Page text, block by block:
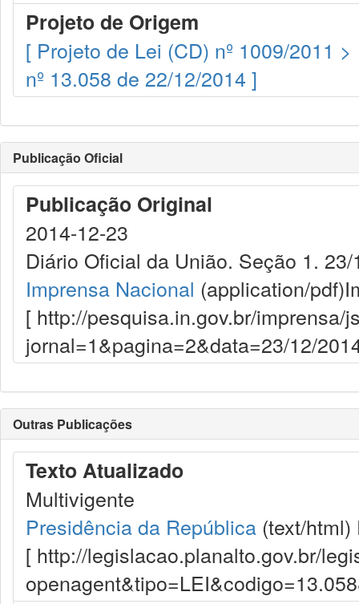
Projeto de Origem
[ Projeto de Lei (CD) nº 1009/2011
nº 13.058 de 22/12/2014 ]
Publicação Oficial
Publicação Original
2014-12-23
Diário Oficial da União. Seção 1.
Imprensa Nacional (application/pdf)
[ http://pesquisa.in.gov.br/imprensa/
jornal=1&pagina=2&data=23/12/
Outras Publicações
Texto Atualizado
Multivigente
Presidência da República (text/html)
[ http://legislacao.planalto.gov.br/